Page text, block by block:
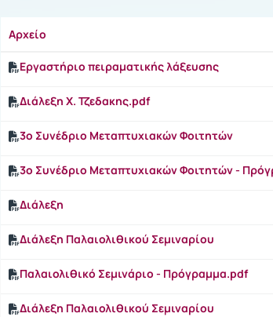
Αρχείο
Εργαστήριο πειραματικής λάξευσης
Διάλεξη X. Τζεδακης.pdf
3ο Συνέδριο Μεταπτυχιακών Φοιτητών
3ο Συνέδριο Μεταπτυχιακών Φοιτητών -
Διάλεξη
Διάλεξη Παλαιολιθικού Σεμιναρίου
Παλαιολιθικό Σεμινάριο - Πρόγραμμα.pdf
Διάλεξη Παλαιολιθικού Σεμιναρίου